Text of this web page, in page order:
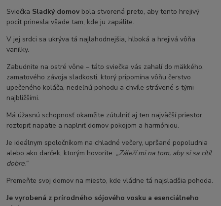
Sviečka Sladký domov bola stvorená preto, aby tento hrejivý
pocit prinesla všade tam, kde ju zapálite.
V jej srdci sa ukrýva tá najlahodnejšia, hlboká a hrejivá vôňa
vanilky.
Zabudnite na ostré vône – táto sviečka vás zahalí do mäkkého,
zamatového závoja sladkosti, ktorý pripomína vôňu čerstvo
upečeného koláča, nedeľnú pohodu a chvíle strávené s tými
najbližšími.
Má úžasnú schopnosť okamžite zútulniť aj ten najväčší priestor,
roztopiť napätie a naplniť domov pokojom a harmóniou.
Je ideálnym spoločníkom na chladné večery, upršané popoludnia
alebo ako darček, ktorým hovoríte: „Záleží mi na tom, aby si sa cítil
dobre.“
Premeňte svoj domov na miesto, kde vládne tá najsladšia pohoda.
Je vyrobená z prírodného sójového vosku a esenciálneho